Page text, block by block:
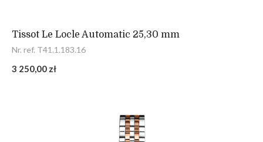
Tissot Le Locle Automatic 25,30 mm
Nr. ref. T41.1.183.16
3 250,00 zł